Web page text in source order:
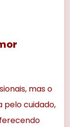
mas o
pelo cuidado,